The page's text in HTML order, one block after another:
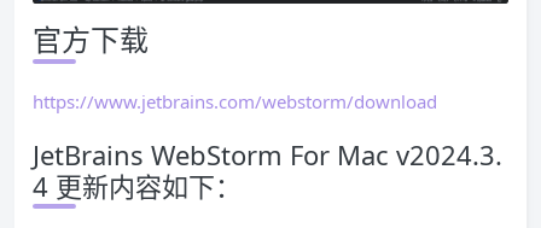
官方下载
https://www.jetbrains.com/webstorm/download
JetBrains WebStorm For Mac v2024.3.
4 更新内容如下：